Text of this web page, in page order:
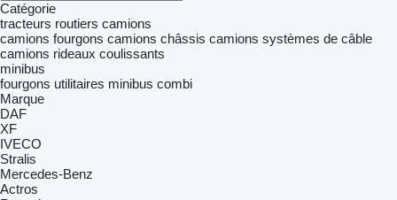
Catégorie
tracteurs routiers camions
camions fourgons camions châssis camions systèmes de câble
camions rideaux coulissants
minibus
fourgons utilitaires minibus combi
Marque
DAF
XF
IVECO
Stralis
Mercedes-Benz
Actros